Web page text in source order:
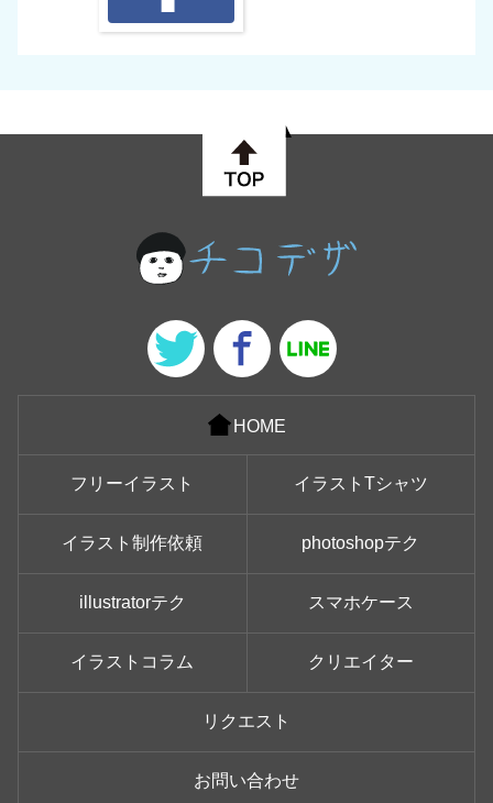
HOME
フリーイラスト イラストTシャツ
イラスト制作依頼 photoshopテク
illustratorテク スマホケース
イラストコラム クリエイター
リクエスト
お問い合わせ